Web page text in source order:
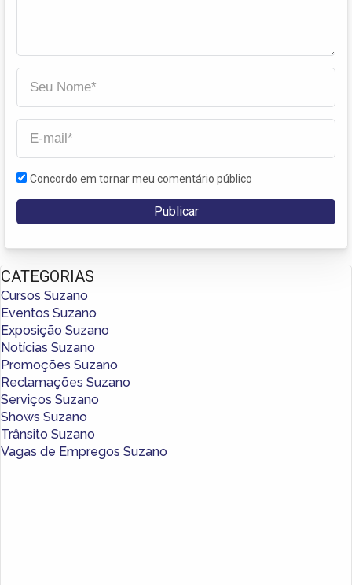
Concordo em tornar meu comentário público
CATEGORIAS
Cursos Suzano
Eventos Suzano
Exposição Suzano
Notícias Suzano
Promoções Suzano
Reclamações Suzano
Serviços Suzano
Shows Suzano
Trânsito Suzano
Vagas de Empregos Suzano